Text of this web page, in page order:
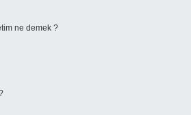
ne demek ?